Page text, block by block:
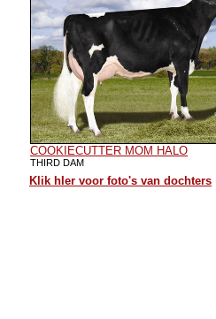
COOKIECUTTER MOM HALO
THIRD DAM
Klik hIer voor foto's van dochters